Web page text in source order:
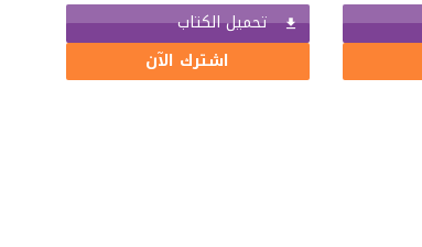
تحميل الكتاب
اشترك الآن